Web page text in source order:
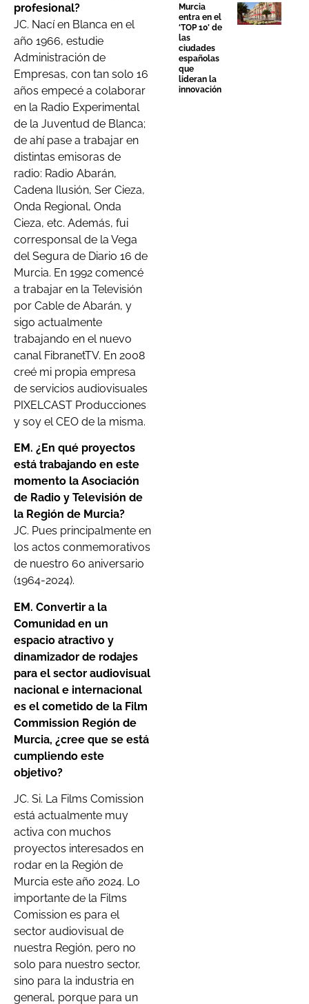
profesional?
JC. Nací en Blanca en el
año 1966, estudie
Administración de
Empresas, con tan solo 16
años empecé a colaborar
en la Radio Experimental
de la Juventud de Blanca;
de ahí pase a trabajar en
distintas emisoras de
radio: Radio Abarán,
Cadena Ilusión, Ser Cieza,
Onda Regional, Onda
Cieza, etc. Además, fui
corresponsal de la Vega
del Segura de Diario 16 de
Murcia. En 1992 comencé
a trabajar en la Televisión
por Cable de Abarán, y
sigo actualmente
trabajando en el nuevo
canal FibranetTV. En 2008
creé mi propia empresa
de servicios audiovisuales
PIXELCAST Producciones
y soy el CEO de la misma.
EM. ¿En qué proyectos
está trabajando en este
momento la Asociación
de Radio y Televisión de
la Región de Murcia?
JC. Pues principalmente en
los actos conmemorativos
de nuestro 60 aniversario
(1964-2024).
EM. Convertir a la
Comunidad en un
espacio atractivo y
dinamizador de rodajes
para el sector audiovisual
nacional e internacional
es el cometido de la Film
Commission Región de
Murcia, ¿cree que se está
cumpliendo este
objetivo?
JC. Si. La Films Comission
está actualmente muy
activa con muchos
proyectos interesados en
rodar en la Región de
Murcia este año 2024. Lo
importante de la Films
Comission es para el
sector audiovisual de
nuestra Región, pero no
solo para nuestro sector,
sino para la industria en
general, porque para un
Murcia
entra en el
‘TOP 10’ de
las
ciudades
españolas
que
lideran la
innovación